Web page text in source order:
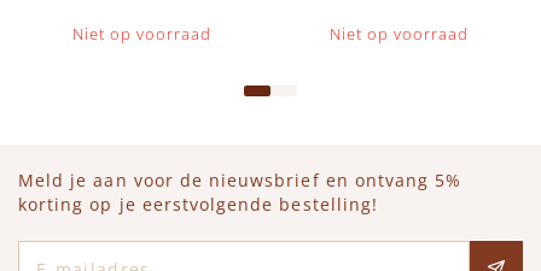
Niet op voorraad Niet op voorraad
Meld je aan voor de nieuwsbrief en ontvang 5%
korting op je eerstvolgende bestelling!